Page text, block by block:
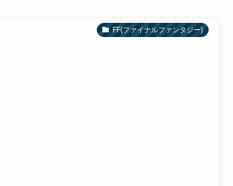
FF(ファイナルファンタジー)